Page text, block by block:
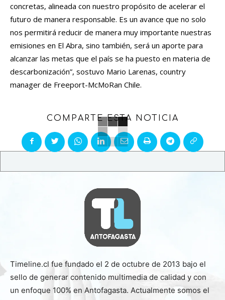
concretas, alineada con nuestro propósito de acelerar el
futuro de manera responsable. Es un avance que no solo
nos permitirá reducir de manera muy importante nuestras
emisiones en El Abra, sino también, será un aporte para
alcanzar las metas que el país se ha puesto en materia de
descarbonización”, sostuvo Mario Larenas, country
manager de Freeport-McMoRan Chile.
COMPARTE ESTA NOTICIA
Timeline.cl fue fundado el 2 de octubre de 2013 bajo el
sello de generar contenido multimedia de calidad y con
un enfoque 100% en Antofagasta. Actualmente somos el